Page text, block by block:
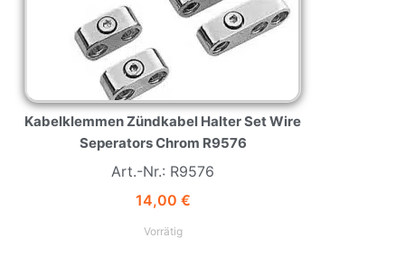
Kabelklemmen Zündkabel Halter Set Wire
Seperators Chrom R9576
Art.-Nr.: R9576
14,00 €
Vorrätig